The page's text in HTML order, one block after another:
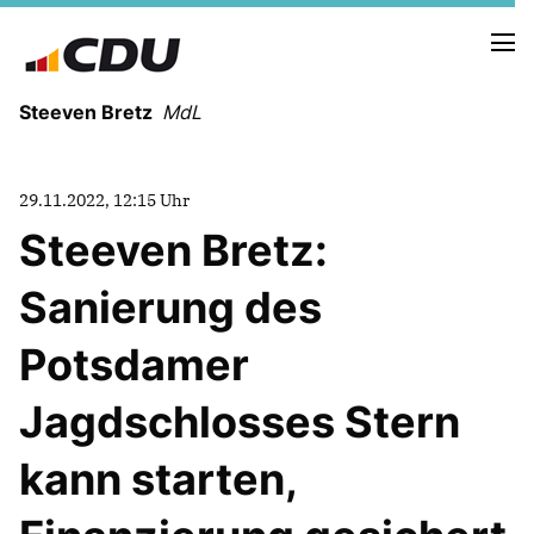
Steeven Bretz MdL
VITA
WAHLKREISBESUCHE
PRESSEFOTOS
MEIN BÜRGERBÜRO
MEIN WAHLKREIS
ZIELE
29.11.2022, 12:15 Uhr
Steeven Bretz:
Sanierung des
Potsdamer
Jagdschlosses Stern
kann starten,